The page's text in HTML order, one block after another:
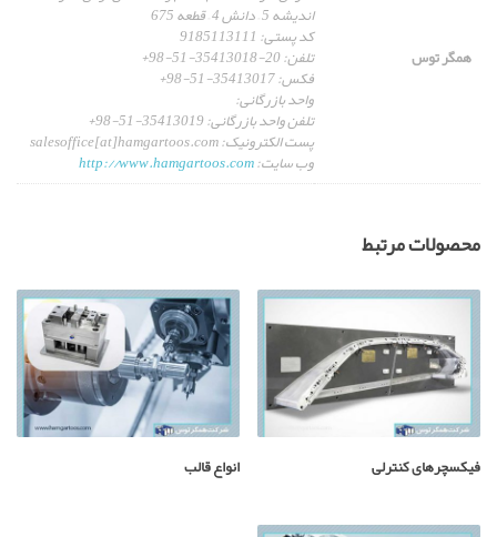
همگر توس
اندیشه 5 – دانش 4 – قطعه 675
کد پستی: 9185113111
تلفن: 20-35413018-51-98+
فکس: 35413017-51-98+
واحد بازرگانی:
تلفن واحد بازرگانی: 35413019-51-98+
پست الکترونيک: salesoffice[at]hamgartoos.com
وب سایت:http://www.hamgartoos.com
محصولات مرتبط
فیکسچرهای کنترلی انواع قالب